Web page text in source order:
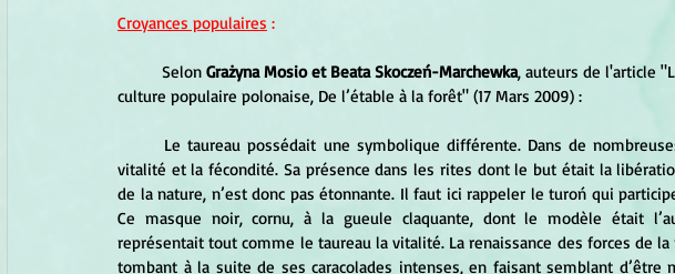
Croyances populaires :
	Selon
Grażyna Mosio et Beata Skoczeń-Marchewka, auteurs de l'article
culture populaire polonaise, De l’étable à la forêt" (17 Mars 2009) :
vitalité et la fécondité. Sa présence dans les rites dont le but était la
de la nature, n’est donc pas étonnante. Il faut ici rappeler le turoń qui
Ce masque noir, cornu, à la gueule claquante, dont le modèle était
représentait tout comme le taureau la vitalité. La renaissance des forces de
tombant à la suite de ses caracolades intenses, en faisant semblant